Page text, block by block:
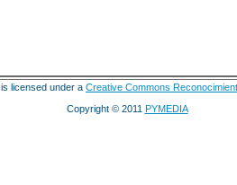
is licensed under a Creative Commons
Copyright © 2011 PYMEDIA